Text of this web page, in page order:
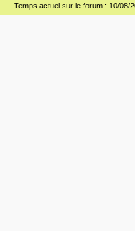
Temps actuel sur le forum : 10/08/